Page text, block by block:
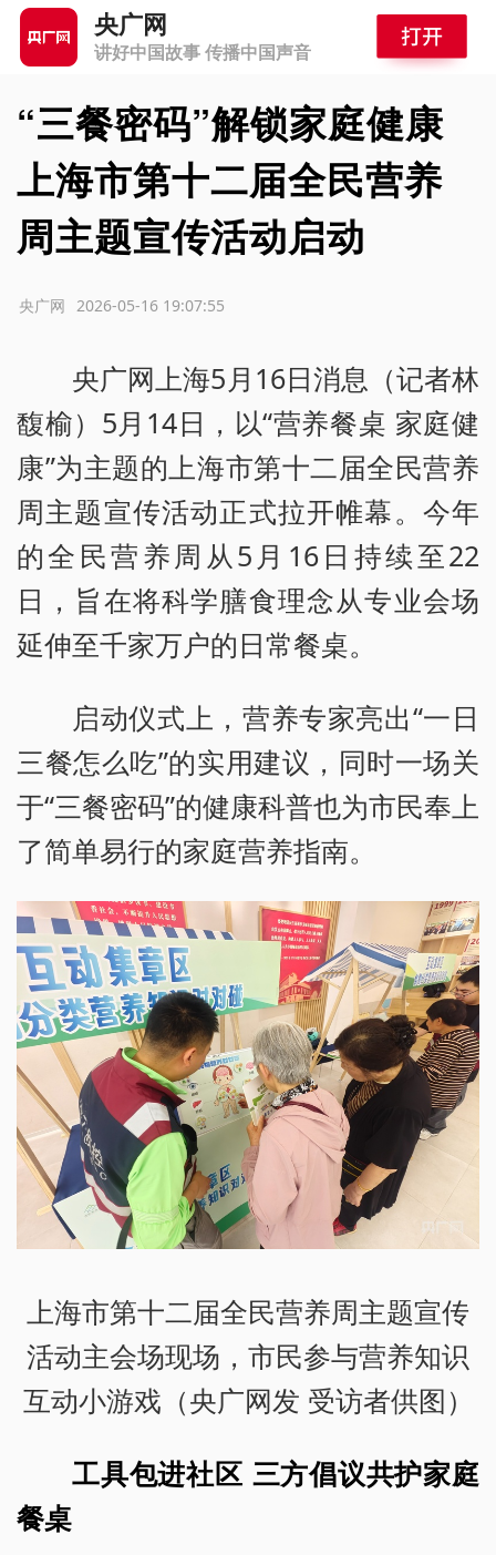
央广网
讲好中国故事 传播中国声音
“三餐密码”解锁家庭健康
上海市第十二届全民营养
周主题宣传活动启动
2026-05-16 19:07:55
央广网
央广网上海5月16日消息（记者林
馥榆）5月14日，以“营养餐桌 家庭健
康”为主题的上海市第十二届全民营养
周主题宣传活动正式拉开帷幕。今年
的全民营养周从5月16日持续至22
日，旨在将科学膳食理念从专业会场
延伸至千家万户的日常餐桌。
启动仪式上，营养专家亮出“一日
三餐怎么吃”的实用建议，同时一场关
于“三餐密码”的健康科普也为市民奉上
了简单易行的家庭营养指南。
上海市第十二届全民营养周主题宣传
活动主会场现场，市民参与营养知识
互动小游戏（央广网发 受访者供图）
工具包进社区 三方倡议共护家庭
餐桌